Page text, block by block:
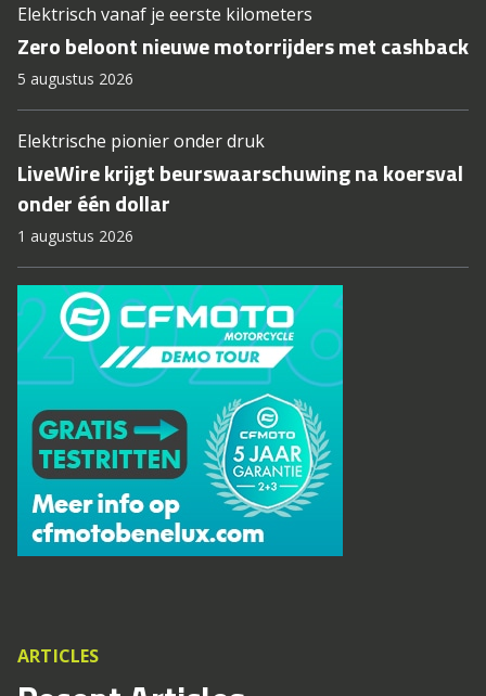
Elektrisch vanaf je eerste kilometers
Zero beloont nieuwe motorrijders met cashback
5 augustus 2026
Elektrische pionier onder druk
LiveWire krijgt beurswaarschuwing na koersval
onder één dollar
1 augustus 2026
ARTICLES